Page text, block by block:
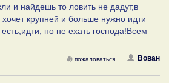
и найдешь то ловить не дадут,в
хочет крупней и больше нужно идти
но не ехать господа!Всем
Вован
пожаловаться